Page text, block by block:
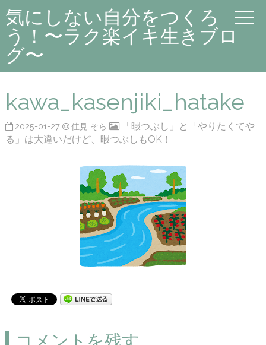
気にしない自分をつくろ
う！〜ラク楽イキ生きブロ
グ〜
kawa_kasenjiki_hatake
2025-01-27 佳見 そら
「暇つぶし」と「やりたくてや
る」は大違いだけど、暇つぶしもOK！
コメントを残す